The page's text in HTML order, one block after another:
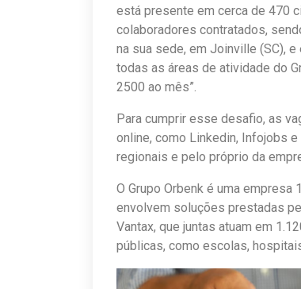
está presente em cerca de 470
colaboradores contratados,
na sua sede, em Joinville (SC),
todas as áreas de atividade do
2500 ao mês”.
Para cumprir esse desafio, as
online, como Linkedin, Infojobs
regionais e pelo próprio da
O Grupo Orbenk é uma
envolvem soluções prestadas
Vantax, que juntas atuam em
públicas, como escolas,